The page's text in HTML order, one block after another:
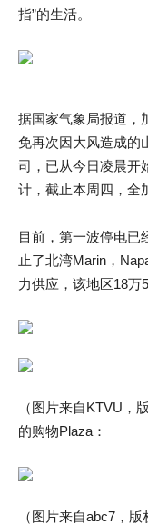
指”的生活。
据国家气象局报道，
免再次因大风造成的
司，已从今日凌晨开
计，截止本周四，全
目前，第一波停电已
止了北湾Marin，
力供应，该地区18万
（图片来自KTVU，
的购物Plaza：
（图片来自abc7，版